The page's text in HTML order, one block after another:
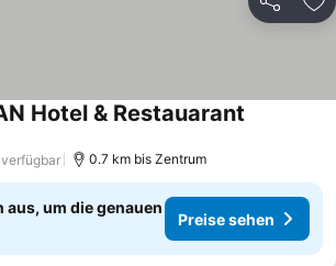
Teilen
Hotel & Restauarant
0.7 km bis Zentrum
aus, um die genauen
Preise sehen